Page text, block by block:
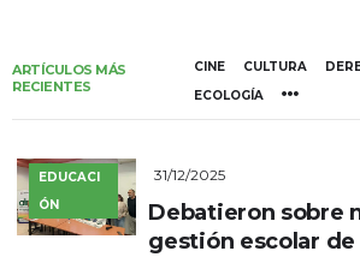
ARTÍCULOS MÁS
RECIENTES
CINE CULTURA
ECOLOGÍA
EDUCACI
ÓN
31/12/2025
Debatieron sobre
gestión escolar